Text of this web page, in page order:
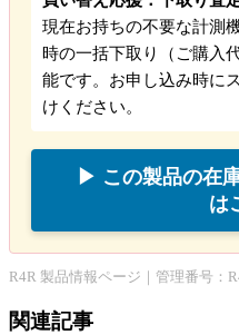
現在お持ちの不要な計測
時の一括下取り（ご購入
能です。お申し込み時に
けください。
▶ この製品の在
は
R4R 製品情報ページ｜管理番号：
関連記事